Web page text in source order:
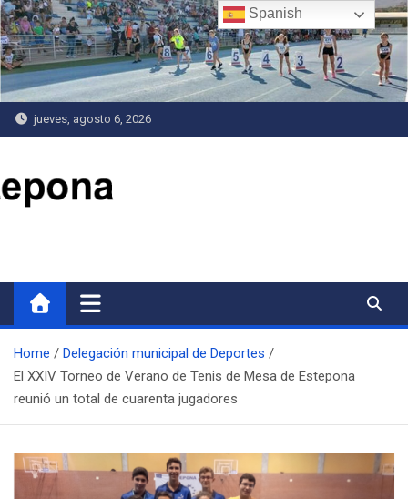
Saltar
al
contenido
jueves, agosto 6, 2026
Home
Delegación municipal de Deportes
El XXIV Torneo de Verano de Tenis de Mesa de Estepona
reunió un total de cuarenta jugadores
Spanish